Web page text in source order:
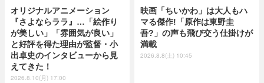
オリジナルアニメーション
『さよならララ』…「絵作り
が美しい」「雰囲気が良い」
と好評を得た理由が監督・小
出卓史のインタビューから見
えてきた！
2026.8.10(月) 17:00
映画「ちいかわ」は大人もハ
マる傑作!「原作は東野圭
吾?」の声も飛び交う仕掛けが
満載
2026.8.8(土) 10:45